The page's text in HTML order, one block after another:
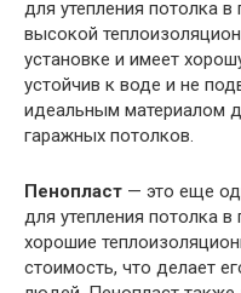
для утепления потолка
высокой
установке и имеет
устойчив к воде и не
идеальным материалом
гаражных потолков.
Пенопласт — это еще
для утепления потолка
хорошие
стоимость, что делает